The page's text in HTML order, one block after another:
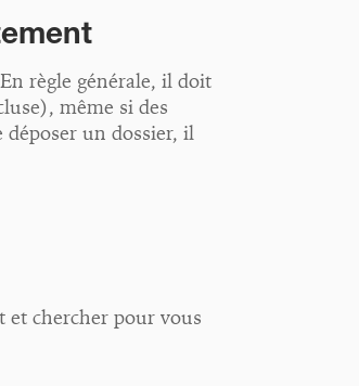
règle générale, il doit
même si des
un dossier, il
chercher pour vous